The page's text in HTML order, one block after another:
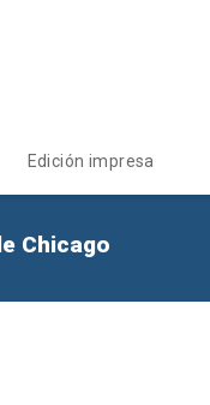
Edición impresa
Chicago